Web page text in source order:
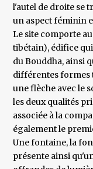
l'autel de droite se
un aspect féminin
Le site comporte
tibétain), édifice
du Bouddha, ainsi
différentes formes
une flèche avec le
les deux qualités
associée à la
également le
Une fontaine, la
présente ainsi